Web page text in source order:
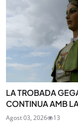
LA TROBADA
CONTINUA AMB
Agost 03, 2026 13